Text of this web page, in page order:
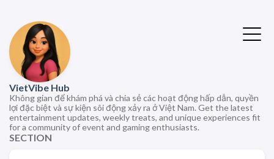
VietVibe Hub
Không gian để khám phá và chia sẻ các hoạt động hấp dẫn, quyền
lợi đặc biệt và sự kiện sôi động xảy ra ở Việt Nam. Get the latest
entertainment updates, weekly treats, and unique experiences fit
for a community of event and gaming enthusiasts.
SECTION